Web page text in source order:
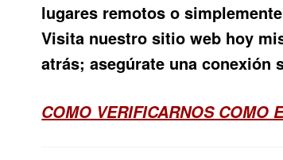
lugares remotos o
Visita nuestro sitio web hoy
atrás; asegúrate una conexión
COMO VERIFICARNOS COMO